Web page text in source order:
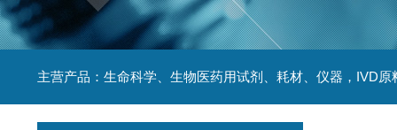
主营产品：生命科学、生物医药用试剂、耗材、仪器，IVD原